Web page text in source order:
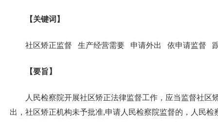
【关键词】
社区矫正监督 生产经营需要 申请外出 依申请监督
【要旨】
人民检察院开展社区矫正法律监督工作，应当监督社
出，社区矫正机构未予批准,申请人民检察院监督的，人民